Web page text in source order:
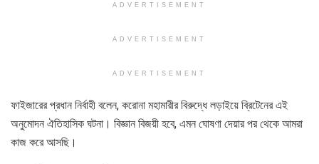
ADVERTISEMENT
ADVERTISEMENT
ADVERTISEMENT
ফাইজারের প্রধান নির্বাহী বলেন, করোনা মহামারীর বিরুদ্ধে লড়াইয়ে ব্রিটেনের এই
অনুমোদন ঐতিহাসিক ঘটনা। বিজ্ঞান বিজয়ী হবে, এমন ঘোষণা দেয়ার পর থেকে আমরা
কাজ করে আসছি।